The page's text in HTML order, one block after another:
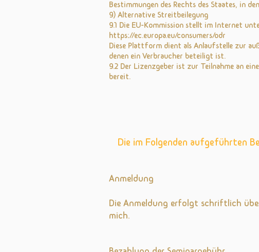
Bestimmungen des Rechts des Staates, in
9) Alternative Streitbeilegung
9.1 Die EU-Kommission stellt im Internet
https://ec.europa.eu/consumers/odr
Diese Plattform dient als Anlaufstelle zur
denen ein Verbraucher beteiligt ist.
9.2 Der Lizenzgeber ist zur Teilnahme an
bereit.
Die im Folgenden aufgeführten
Anmeldung
Die Anmeldung erfolgt schriftlich
mich.